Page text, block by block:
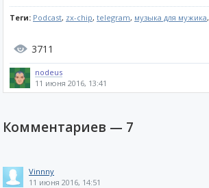
Теги: Podcast, zx-chip, telegram, музыка для мужика,
3711
nodeus
11 июня 2016, 13:41
Комментариев — 7
Vinnny
11 июня 2016, 14:51